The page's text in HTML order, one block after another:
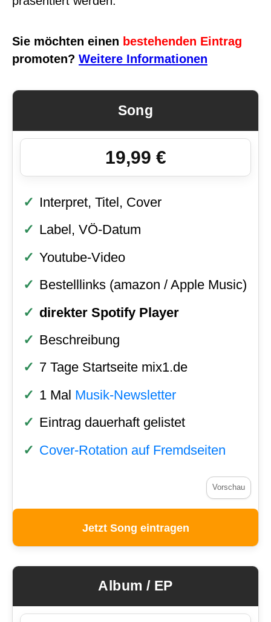
Sie möchten einen bestehenden Eintrag
promoten? Weitere Informationen
Song
19,99 €
Vorschau
Interpret, Titel, Cover
Label, VÖ-Datum
Youtube-Video
Bestelllinks (amazon / Apple Music)
direkter Spotify Player
Beschreibung
7 Tage Startseite mix1.de
1 Mal Musik-Newsletter
Eintrag dauerhaft gelistet
Cover-Rotation auf Fremdseiten
Jetzt Song eintragen
Album / EP